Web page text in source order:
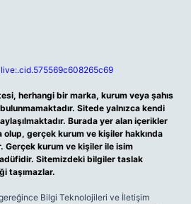
herhangi bir marka, kurum veya şahıs
Sitede yalnızca kendi
Burada yer alan içerikler
gerçek kurum ve kişiler hakkında
Gerçek kurum ve kişiler ile isim
Sitemizdeki bilgiler taslak
taşımazlar.
Bilgi Teknolojileri ve İletişim